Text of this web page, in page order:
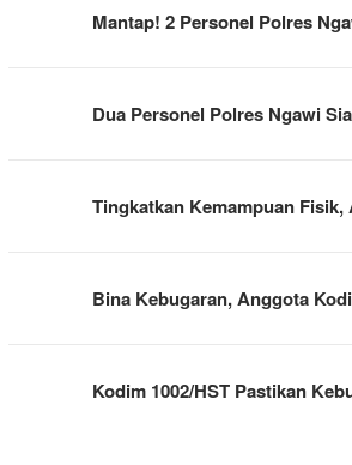
Mantap! 2 Personel Polres
Dua Personel Polres Ngawi
Tingkatkan Kemampuan
Bina Kebugaran, Anggota
Kodim 1002/HST Pastikan